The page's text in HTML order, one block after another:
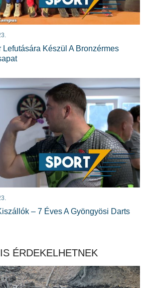
Lefutására Készül A Bronzérmes
– 7 Éves A Gyöngyösi Darts
ÉRDEKELHETNEK